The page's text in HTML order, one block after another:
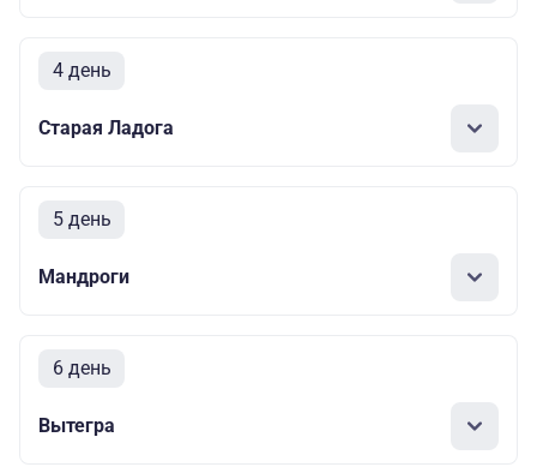
4 день
Старая Ладога
5 день
Мандроги
6 день
Вытегра